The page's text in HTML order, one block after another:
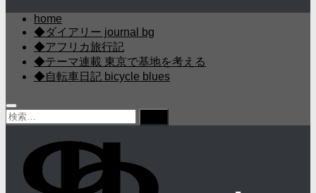
home
◆ダイアリー journal bg
◆アフリカ旅行記
◆テーマ連載 東京で基地を考える
◆自転車日記 bicycle blues
検
索: